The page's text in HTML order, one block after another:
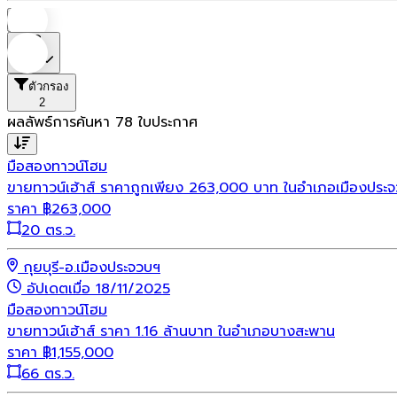
ตัวกรอง
2
ผลลัพธ์การค้นหา 78 ใบประกาศ
มือสองทาวน์โฮม
ขายทาวน์เฮ้าส์ ราคาถูกเพียง 263,000 บาท ในอำเภอเมืองประ
ราคา ฿263,000
20 ตร.ว.
กุยบุรี-อ.เมืองประจวบฯ
อัปเดตเมื่อ 18/11/2025
มือสองทาวน์โฮม
ขายทาวน์เฮ้าส์ ราคา 1.16 ล้านบาท ในอำเภอบางสะพาน
ราคา ฿1,155,000
66 ตร.ว.